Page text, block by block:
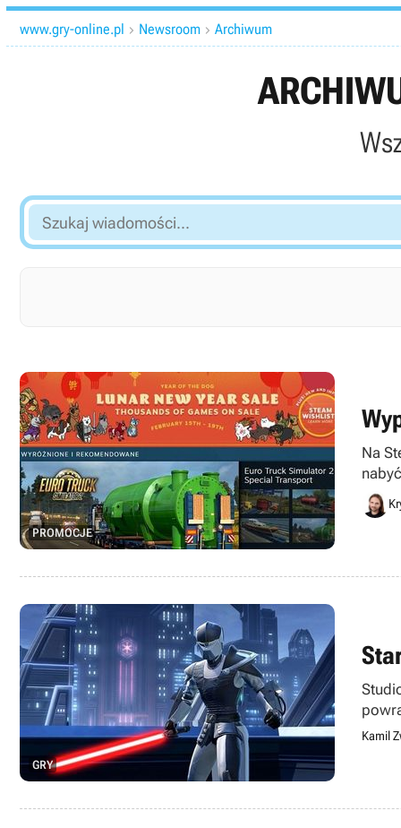
www.gry-online.pl  Newsroom  Archiwum
Szukaj
wiadomości...
PROMOCJE
Na
kilka
GRY
Kamil